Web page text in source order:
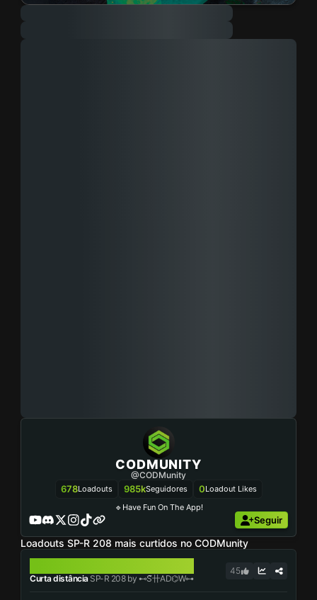
CODMUNITY
@CODMunity
678Loadouts 985kSeguidores 0Loadout Likes
🔹Have Fun On The App!
Seguir
Loadouts SP-R 208 mais curtidos no CODMunity
Curta distânciaSP-R 208 by ⊷S᷉卄AD⌬W⊶
45